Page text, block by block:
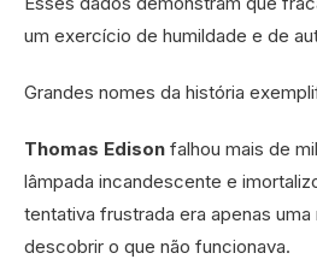
um exercício de humildade e de
Grandes nomes da história
Thomas Edison falhou mais de
lâmpada incandescente e
tentativa frustrada era apenas
descobrir o que não funcionava.